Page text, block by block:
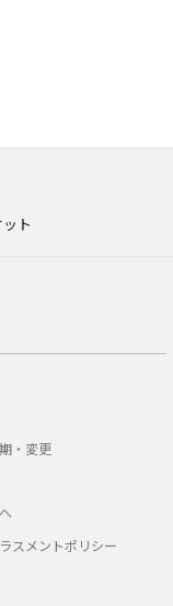
ト
・変更
スメントポリシー